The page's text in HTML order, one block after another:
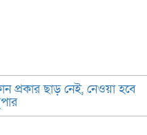
প্রকার ছাড় নেই, নেওয়া হবে